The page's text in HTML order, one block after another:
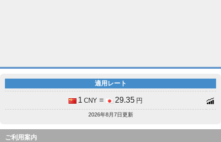
適用レート
1 CNY = 29.35 円
2026年8月7日更新
ご利用案内